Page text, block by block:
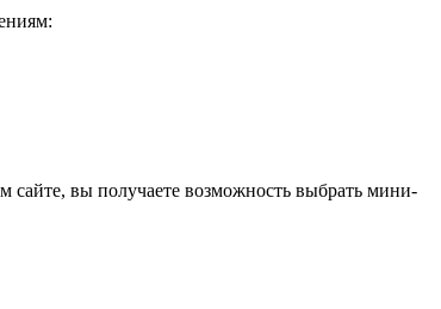
сайте, вы получаете возможность выбрать мини-